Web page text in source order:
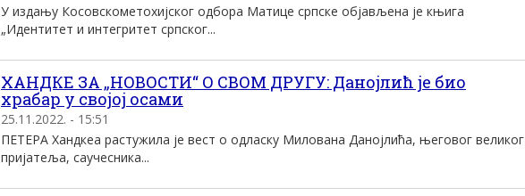
У издању Косовскометохијског одбора Матице српске објављена је књига
„Идентитет и интегритет српског...
ХАНДКЕ ЗА „НОВОСТИ“ О СВОМ ДРУГУ: Данојлић је био
храбар у својој осами
25.11.2022. - 15:51
ПЕТЕРА Хандкеа растужила је вест о одласку Милована Данојлића, његовог великог
пријатеља, саучесника...